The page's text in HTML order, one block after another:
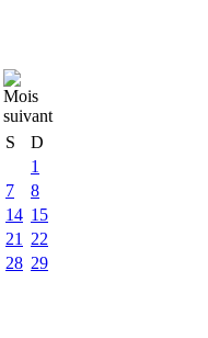
S
D
1
7
8
14 15
21
22
28 29